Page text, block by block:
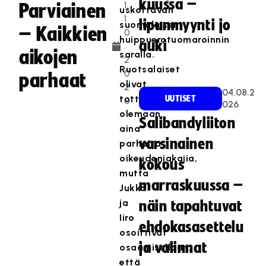
Parviainen
– Kaikkien
aikojen
parhaat
1.
1
0
.
2
0
2
0
uskottavan
suomalaisen
huippuerotuomaroinnin
saralla.
Ruotsalaiset
olivat
tottuneet
olemaan
aina
parhaita
oikeudenjakajia,
mutta
Jukka
ja
Iiro
osoittivat
osaamisellaan,
että
kuussa –
lipunmyynti jo
auki
UUTISET
04.08.2
026
Salibandyliiton
varsinainen
kokous
marraskuussa –
näin tapahtuvat
ehdokasasettelu
ja valinnat